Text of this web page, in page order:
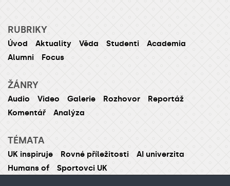
RUBRIKY
Úvod Aktuality Věda Studenti
Academia
Alumni
Focus
ŽÁNRY
Audio Video Galerie Rozhovor
Reportáž
Komentář
Analýza
TÉMATA
UK inspiruje Rovné příležitosti
AI univerzita
Humans of
Sportovci UK